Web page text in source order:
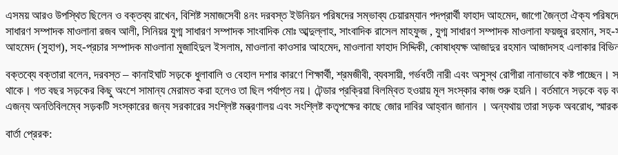
এসময় আরও উপস্থিত ছিলেন ও বক্তব্য রাখেন, বিশিষ্ট সমাজসেবী ৪নং দরবস্ত ইউনিয়ন পরিষদের সম্ভাব্য চেয়ারম্যান পদপ্রার্থী ফাহাদ আহমেদ, জাগো জৈন্তা ঐক্য
সাধারণ সম্পাদক মাওলানা রজব আলী, সিনিয়র যুগ্ম সাধারণ সম্পাদক সাংবাদিক মোঃ আব্দুল্লাহ, সাংবাদিক রাসেল মাহফুজ , যুগ্ম সাধারণ সম্পাদক মাওলানা ফয়জুর রহমান,
আহমেদ (সুহাগ), সহ-প্রচার সম্পাদক মাওলানা মুজাহিদুল ইসলাম, মাওলানা কাওসার আহমেদ, মাওলানা ফাহাদ সিদ্দিকী, কোষাধ্যক্ষ আজাদুর রহমান আজাদসহ এলাকার
বক্তব্যে বক্তারা বলেন, দরবস্ত – কানাইঘাট সড়কে ধুলাবালি ও বেহাল দশার কারণে শিক্ষার্থী, শ্রমজীবী, ব্যবসায়ী, গর্ভবতী নারী এবং অসুস্থ রোগীরা নানাভাবে কষ্ট
থাকে। গত বছর সড়কের কিছু অংশে সামান্য মেরামত করা হলেও তা ছিল পর্যাপ্ত নয়। টেন্ডার প্রক্রিয়া বিলম্বিত হওয়ায় মূল সংস্কার কাজ শুরু হয়নি। বর্তমানে সড়কে বড়
এজন্য অনতিবিলম্বে সড়কটি সংস্কারের জন্য সরকারের সংশ্লিষ্ট মন্ত্রণালয় এবং সংশ্লিষ্ট কতৃপক্ষের কাছে জোর দাবির আহ্বান জানান । অন্যথায় তারা সড়ক অবরোধ,
বার্তা প্রেরক: